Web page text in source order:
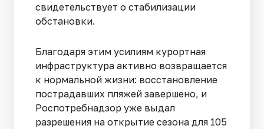
свидетельствует о стабилизации
обстановки.
Благодаря этим усилиям курортная
инфраструктура активно возвращается
к нормальной жизни: восстановление
пострадавших пляжей завершено, и
Роспотребнадзор уже выдал
разрешения на открытие сезона для 105